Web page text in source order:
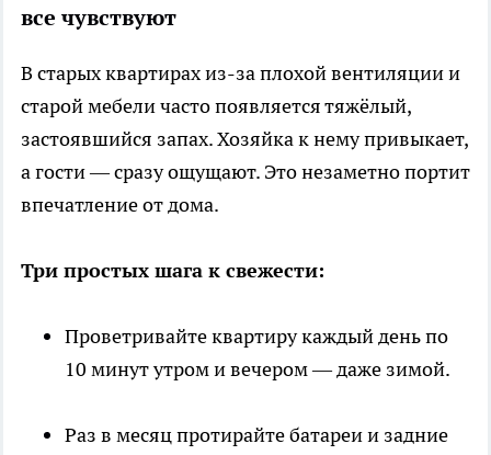
все чувствуют
В старых квартирах из-за плохой вентиляции и
старой мебели часто появляется тяжёлый,
застоявшийся запах. Хозяйка к нему привыкает,
а гости — сразу ощущают. Это незаметно портит
впечатление от дома.
Три простых шага к свежести:
Проветривайте квартиру каждый день по
10 минут утром и вечером — даже зимой.
Раз в месяц протирайте батареи и задние